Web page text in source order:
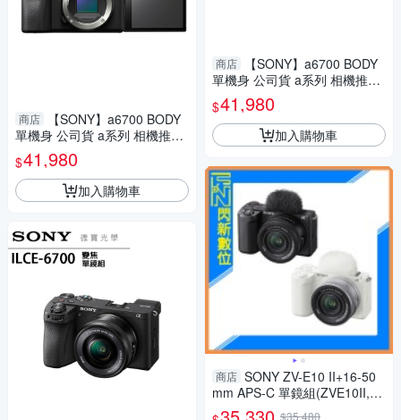
商店
【SONY】a6700 BODY
單機身 公司貨 a系列 相機推薦
微單眼 輕巧 德寶光學 索尼 son
y
$41,980
加入購物車
商店
【SONY】a6700 BODY
單機身 公司貨 a系列 相機推薦
微單眼 輕巧 德寶光學 索尼 son
y
$41,980
加入購物車
商店 SONY ZV-E10 II+16-50
mm APS-C 單鏡組(ZVE10II,公
司貨)
$35,480